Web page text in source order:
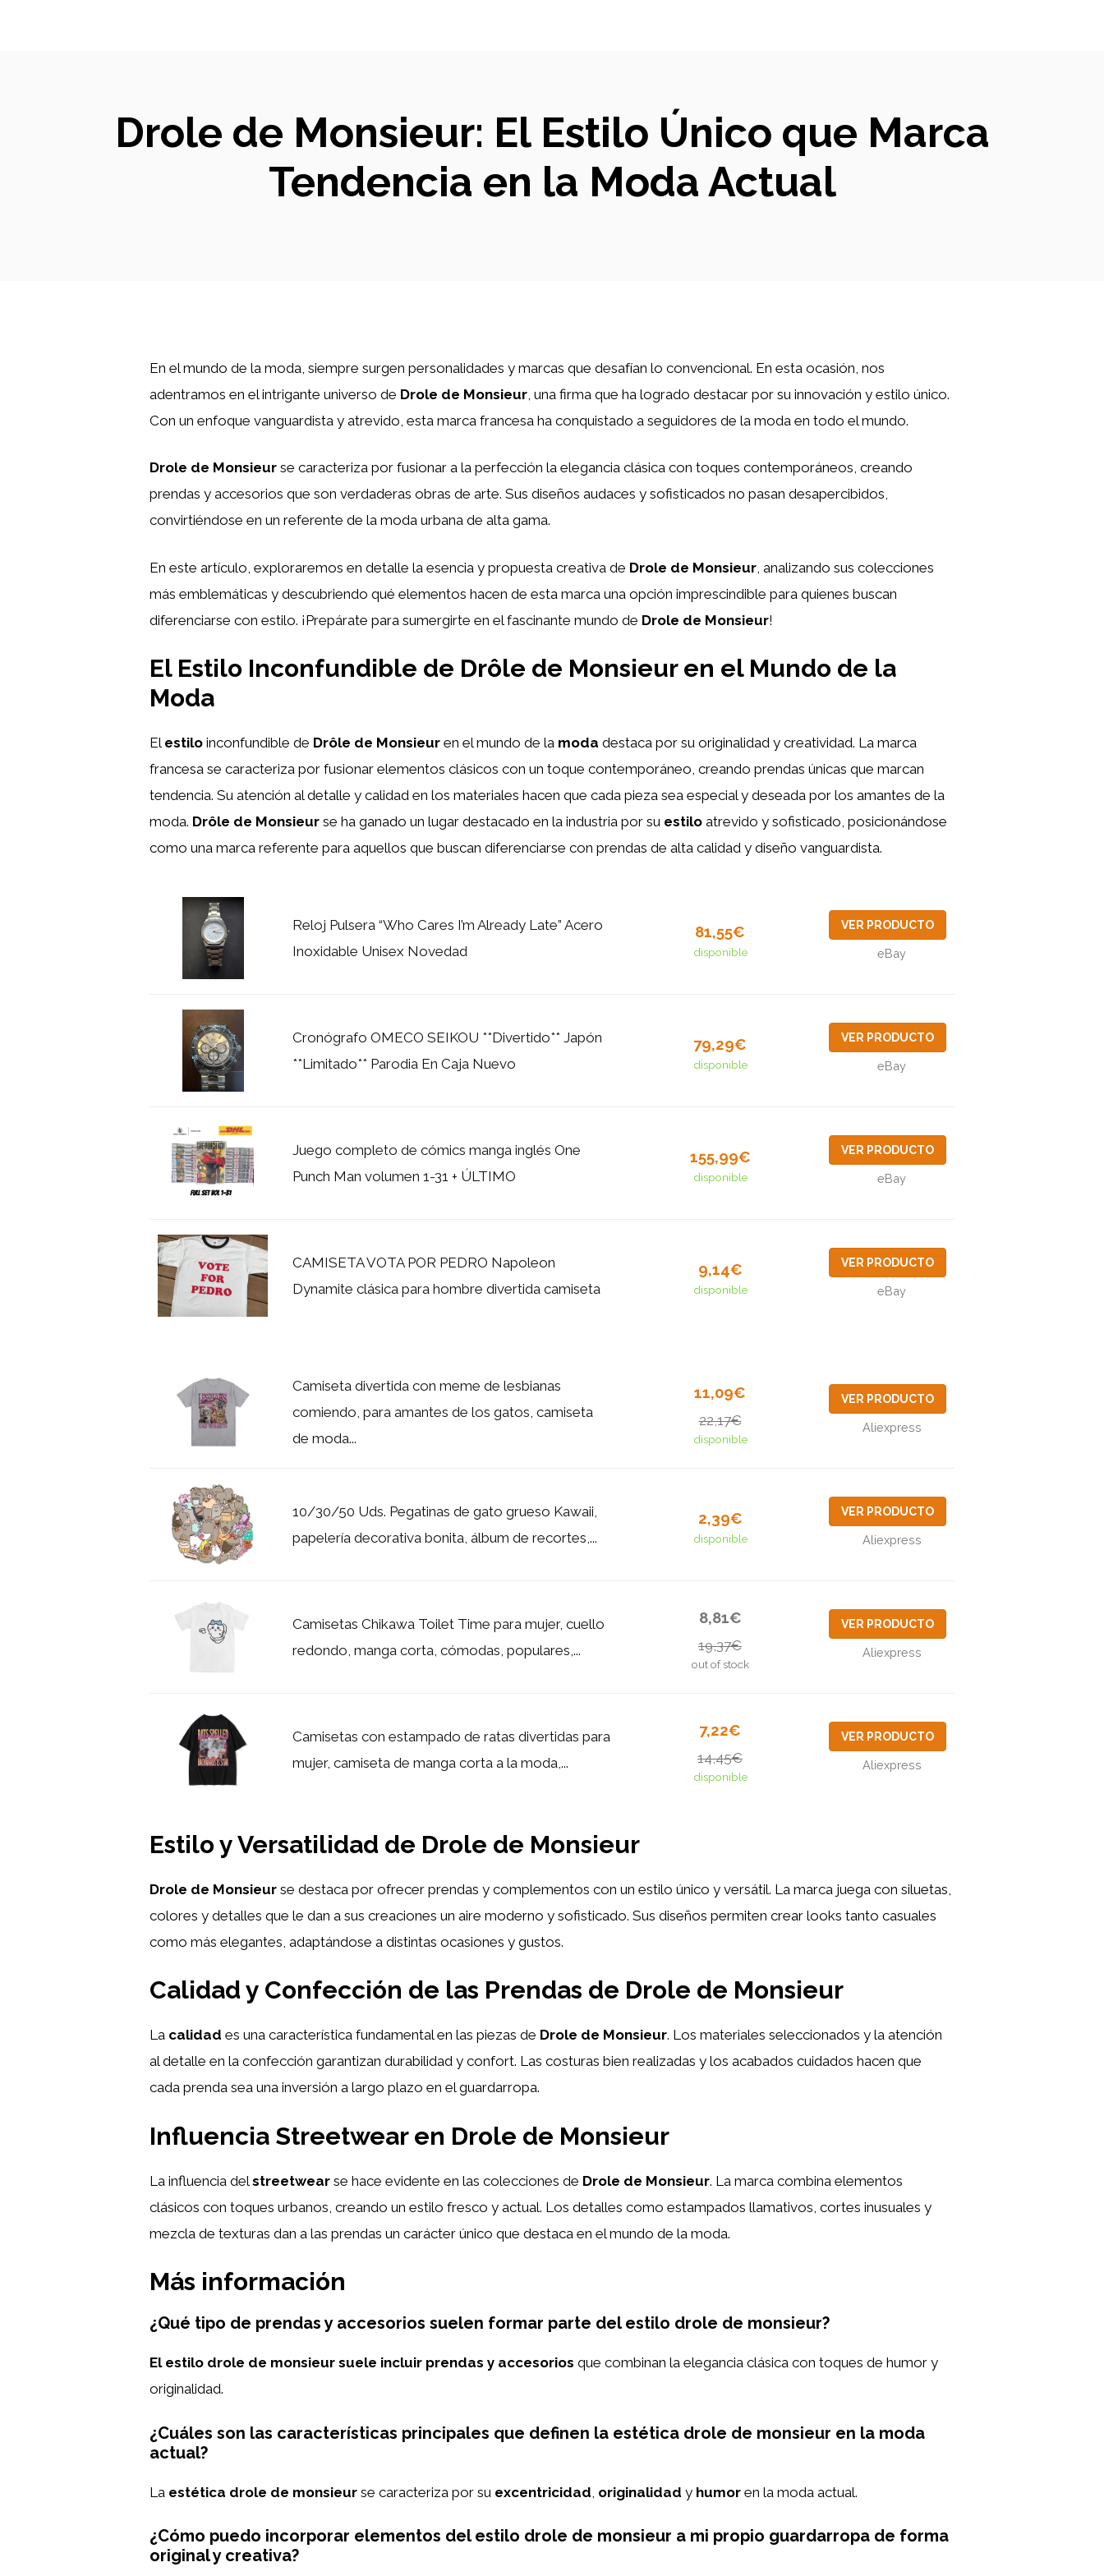
Drole de Monsieur: El Estilo Único que Marca
Tendencia en la Moda Actual
En el mundo de la moda, siempre surgen personalidades y marcas que desafían lo convencional. En esta ocasión, nos
adentramos en el intrigante universo de Drole de Monsieur , una firma que ha logrado destacar por su innovación y estilo único.
Con un enfoque vanguardista y atrevido, esta marca francesa ha conquistado a seguidores de la moda en todo el mundo.
Drole de Monsieur se caracteriza por fusionar a la perfección la elegancia clásica con toques contemporáneos, creando
prendas y accesorios que son verdaderas obras de arte. Sus diseños audaces y sofisticados no pasan desapercibidos,
convirtiéndose en un referente de la moda urbana de alta gama.
En este artículo, exploraremos en detalle la esencia y propuesta creativa de Drole de Monsieur , analizando sus colecciones
más emblemáticas y descubriendo qué elementos hacen de esta marca una opción imprescindible para quienes buscan
diferenciarse con estilo. ¡Prepárate para sumergirte en el fascinante mundo de Drole de Monsieur!
El Estilo Inconfundible de Drôle de Monsieur en el Mundo de la
Moda
El estilo inconfundible de Drôle de Monsieur en el mundo de la moda destaca por su originalidad y creatividad. La marca
francesa se caracteriza por fusionar elementos clásicos con un toque contemporáneo, creando prendas únicas que marcan
tendencia. Su atención al detalle y calidad en los materiales hacen que cada pieza sea especial y deseada por los amantes de la
moda. Drôle de Monsieur se ha ganado un lugar destacado en la industria por su estilo atrevido y sofisticado, posicionándose
como una marca referente para aquellos que buscan diferenciarse con prendas de alta calidad y diseño vanguardista.
Reloj Pulsera “Who Cares I’m Already Late” Acero
Inoxidable Unisex Novedad
81,55€
disponible
VER PRODUCTO
eBay
Cronógrafo OMECO SEIKOU **Divertido** Japón
**Limitado** Parodia En Caja Nuevo
79,29€
disponible
VER PRODUCTO
eBay
Juego completo de cómics manga inglés One
Punch Man volumen 1-31 + ÚLTIMO
155,99€
disponible
VER PRODUCTO
eBay
CAMISETA VOTA POR PEDRO Napoleon
Dynamite clásica para hombre divertida camiseta
9,14€
disponible
VER PRODUCTO
eBay
Camiseta divertida con meme de lesbianas
comiendo, para amantes de los gatos, camiseta
de moda...
11,09€
22,17€
disponible
VER PRODUCTO
Aliexpress
10/30/50 Uds. Pegatinas de gato grueso Kawaii,
papelería decorativa bonita, álbum de recortes,...
2,39€
disponible
VER PRODUCTO
Aliexpress
Camisetas Chikawa Toilet Time para mujer, cuello
redondo, manga corta, cómodas, populares,...
8,81€
19,37€
out of stock
VER PRODUCTO
Aliexpress
Camisetas con estampado de ratas divertidas para
mujer, camiseta de manga corta a la moda,...
7,22€
14,45€
disponible
VER PRODUCTO
Aliexpress
Estilo y Versatilidad de Drole de Monsieur
Drole de Monsieur se destaca por ofrecer prendas y complementos con un estilo único y versátil. La marca juega con siluetas,
colores y detalles que le dan a sus creaciones un aire moderno y sofisticado. Sus diseños permiten crear looks tanto casuales
como más elegantes, adaptándose a distintas ocasiones y gustos.
Calidad y Confección de las Prendas de Drole de Monsieur
La calidad es una característica fundamental en las piezas de Drole de Monsieur. Los materiales seleccionados y la atención
al detalle en la confección garantizan durabilidad y confort. Las costuras bien realizadas y los acabados cuidados hacen que
cada prenda sea una inversión a largo plazo en el guardarropa.
Influencia Streetwear en Drole de Monsieur
La influencia delstreetwear se hace evidente en las colecciones de Drole de Monsieur. La marca combina elementos
clásicos con toques urbanos, creando un estilo fresco y actual. Los detalles como estampados llamativos, cortes inusuales y
mezcla de texturas dan a las prendas un carácter único que destaca en el mundo de la moda.
Más información
¿Qué tipo de prendas y accesorios suelen formar parte del estilo drole de monsieur?
El estilo drole de monsieur suele incluir prendas y accesorios que combinan la elegancia clásica con toques de humor y
originalidad.
¿Cuáles son las características principales que definen la estética drole de monsieur en la moda
actual?
La estética drole de monsieur se caracteriza por su excentricidad originalidad y humor en la moda actual.
¿Cómo puedo incorporar elementos del estilo drole de monsieur a mi propio guardarropa de forma
original y creativa?